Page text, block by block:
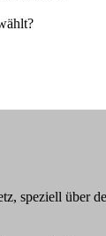
speziell über